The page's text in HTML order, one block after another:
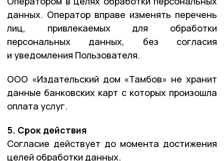
данных. Оператор вправе изменять перечень
лиц, привлекаемых для обработки
персональных данных, без согласия
и уведомления Пользователя.
ООО «Издательский дом «Тамбов» не хранит
данные банковских карт с которых произошла
оплата услуг.
5. Срок действия
Согласие действует до момента достижения
целей обработки данных.